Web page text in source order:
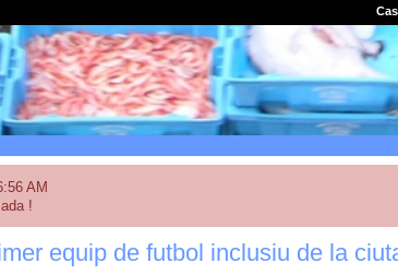
AM
!
equip de futbol inclusiu de la